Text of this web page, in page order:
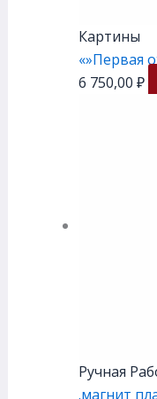
Картины
«»Первая
6 750,00 ₽
Ручная
.магнит